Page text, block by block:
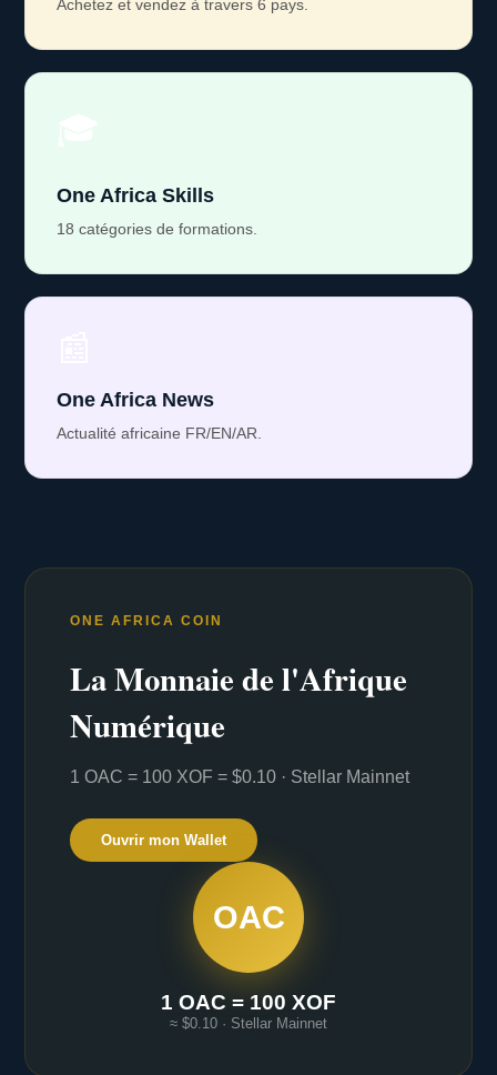
Achetez et vendez à travers 6 pays.
One Africa Skills
18 catégories de formations.
One Africa News
Actualité africaine FR/EN/AR.
ONE AFRICA COIN
La Monnaie de l'Afrique
Numérique
1 OAC = 100 XOF = $0.10 · Stellar Mainnet
Ouvrir mon Wallet
OAC
1 OAC = 100 XOF
≈ $0.10 · Stellar Mainnet